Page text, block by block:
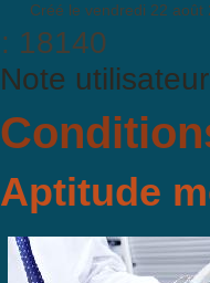
Créé le vendredi 22 août
: 18140
Note
Aptitude